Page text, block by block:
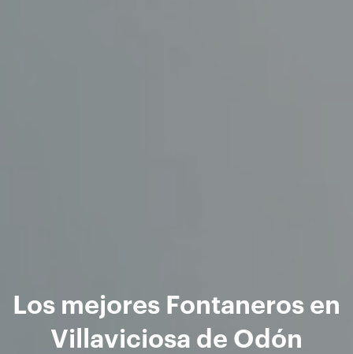
Los mejores Fontaneros en
Villaviciosa de Odón